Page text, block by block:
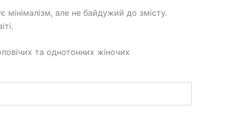
мінімалізм, але не байдужий до змісту.
та однотонних жіночих